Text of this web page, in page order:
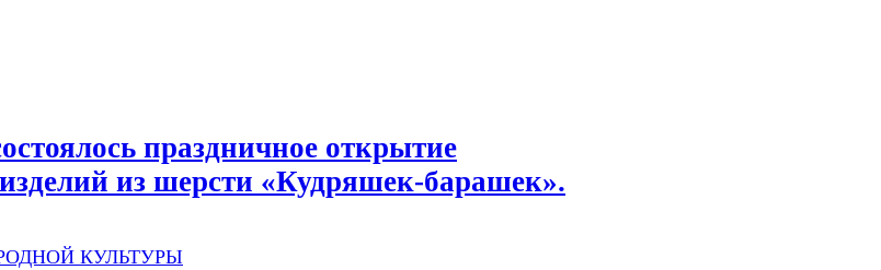
праздничное открытие
из шерсти «Кудряшек-барашек».
КУЛЬТУРЫ